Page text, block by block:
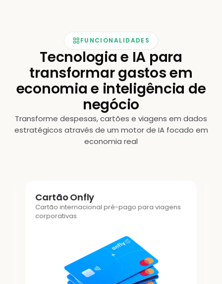
FUNCIONALIDADES
Tecnologia e IA para
transformar gastos em
economia e inteligência de
negócio
Transforme despesas, cartões e viagens em dados
estratégicos através de um motor de IA focado em
economia real
para viagens
Auditoria de NFs por IA
Trust Expense:compliance automático de